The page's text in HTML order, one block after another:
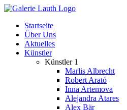
Zum
springenStartseite
Über Uns
Aktuelles
Künstler
Künstler 1
Marlis Albrecht
Robert Arató
Inna Artemova
Alejandra Atares
Alex Bär